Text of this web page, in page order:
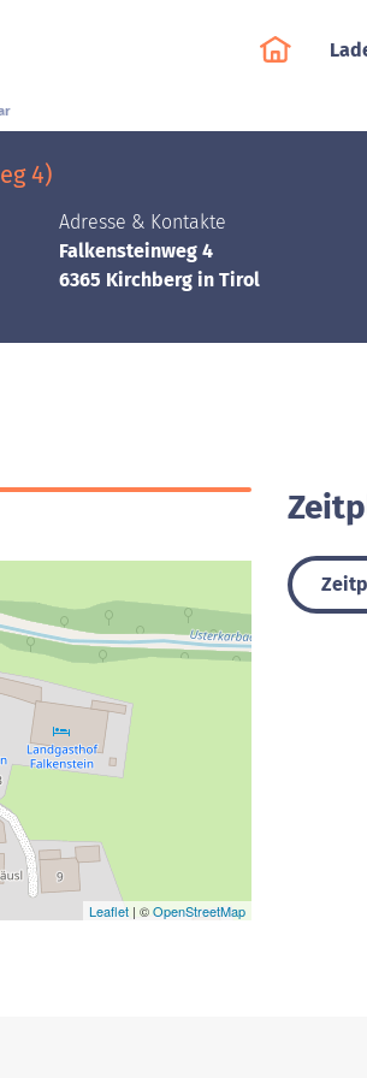
4)
Adresse & Kontakte
Falkensteinweg 4
6365 Kirchberg in Tirol
Leaflet | ©OpenStreetMap